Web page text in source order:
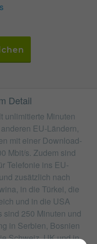
Detail
unlimitierte Minuten
EU-Ländern,
mit einer Download-
Mbit/s. Zudem sind
Telefonie ins EU-
zusätzlich nach
in die Türkei, die
und in die USA
sind 250 Minuten und
in Serbien, Bosnien
Schweiz, UK und in